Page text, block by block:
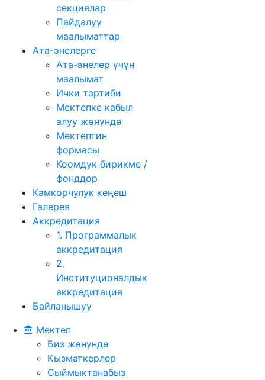
секциялар
Пайдалуу
маалыматтар
Ата-энелерге
Ата-энелер үчүн
маалымат
Ички тартиби
Мектепке кабыл
алуу жөнүндө
Мектептин
формасы
Коомдук бирикме /
фонддор
Камкорчулук кеңеш
Галерея
Аккредитация
1. Программалык
аккредитация
2.
Институционалдык
аккредитация
Байланышуу
Мектеп
Биз жөнүндө
Кызматкерлер
Сыймыктанабыз